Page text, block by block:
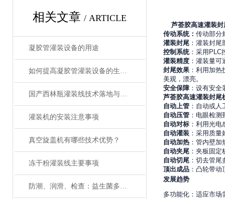
相关文章 / ARTICLE
凝胶管灌装设备的用途
如何提高凝胶管灌装设备的生产效率？
国产西林瓶灌装线技术落地与生产痛点探析——基于淼昶MC-XLP-2D系列设备的实践研究
灌装机的安装注意事项
真空旋盖机有哪些技术优势？
冻干粉灌装线主要事项
防潮、润滑、检查：益生菌多列包装机维护三大关键词
芦荟胶高速灌装封
传动系统： 传动部分
灌装封尾 ：灌装封
控制系统 ：采用 PLC
灌装精度 ：灌装量
封尾效果 ：利用加
美观，漂亮。
安全保障 ：设有安
芦荟胶高速灌装封尾
自动上管 ：自动或
自动压管 ：电眼检
自动对标 ：利用光
自动灌装 ：采用质
自动加热 ：管内壁
自动夹尾 ：夹板固
自动切尾 ：切去管
顶出成品 ：凸轮带
发展趋势
多功能化：适应市场